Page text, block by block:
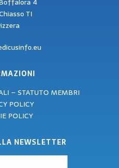
TI
– STATUTO MEMBRI
POLICY
POLICY
NEWSLETTER